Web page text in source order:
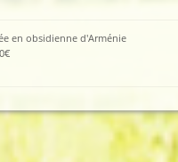
en obsidienne d'Arménie
€Le
129,00€.